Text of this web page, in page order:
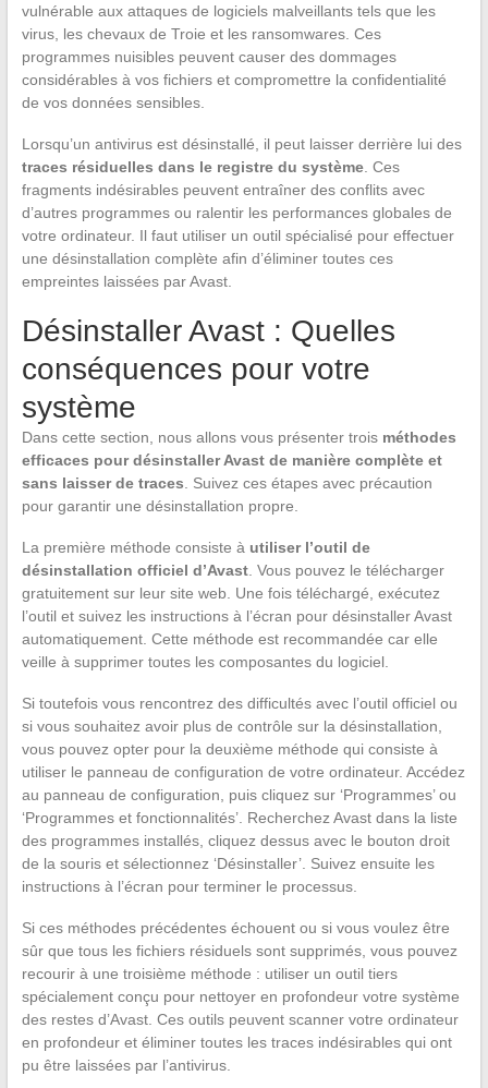
vulnérable aux attaques de logiciels malveillants tels que les
virus, les chevaux de Troie et les ransomwares. Ces
programmes nuisibles peuvent causer des dommages
considérables à vos fichiers et compromettre la confidentialité
de vos données sensibles.
Lorsqu’un antivirus est désinstallé, il peut laisser derrière lui des
traces résiduelles dans le registre du système. Ces
fragments indésirables peuvent entraîner des conflits avec
d’autres programmes ou ralentir les performances globales de
votre ordinateur. Il faut utiliser un outil spécialisé pour effectuer
une désinstallation complète afin d’éliminer toutes ces
empreintes laissées par Avast.
Désinstaller Avast : Quelles
conséquences pour votre
système
Dans cette section, nous allons vous présenter trois méthodes
efficaces pour désinstaller Avast de manière complète et
sans laisser de traces . Suivez ces étapes avec précaution
pour garantir une désinstallation propre.
La première méthode consiste à utiliser l’outil de
désinstallation officiel d’Avast. Vous pouvez le télécharger
gratuitement sur leur site web. Une fois téléchargé, exécutez
l’outil et suivez les instructions à l’écran pour désinstaller Avast
automatiquement. Cette méthode est recommandée car elle
veille à supprimer toutes les composantes du logiciel.
Si toutefois vous rencontrez des difficultés avec l’outil officiel ou
si vous souhaitez avoir plus de contrôle sur la désinstallation,
vous pouvez opter pour la deuxième méthode qui consiste à
utiliser le panneau de configuration de votre ordinateur. Accédez
au panneau de configuration, puis cliquez sur ‘Programmes’ ou
‘Programmes et fonctionnalités’. Recherchez Avast dans la liste
des programmes installés, cliquez dessus avec le bouton droit
de la souris et sélectionnez ‘Désinstaller’. Suivez ensuite les
instructions à l’écran pour terminer le processus.
Si ces méthodes précédentes échouent ou si vous voulez être
sûr que tous les fichiers résiduels sont supprimés, vous pouvez
recourir à une troisième méthode : utiliser un outil tiers
spécialement conçu pour nettoyer en profondeur votre système
des restes d’Avast. Ces outils peuvent scanner votre ordinateur
en profondeur et éliminer toutes les traces indésirables qui ont
pu être laissées par l’antivirus.